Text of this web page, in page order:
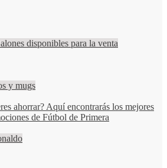
disponibles para la venta
y mugs
ahorrar? Aquí encontrarás los mejores
de Fútbol de Primera